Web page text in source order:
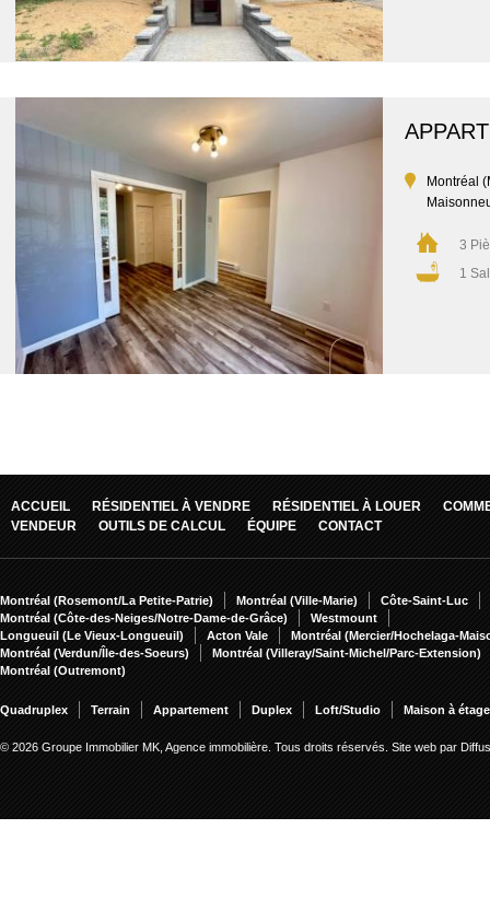
Montréal
3
1
ACCUEIL RÉSIDENTIEL À VENDRE RÉSIDENTIEL À LOUER
VENDEUR
OUTILS DE CALCUL ÉQUIPE CONTACT
Montréal (Rosemont/La Petite-Patrie) Montréal (Ville-Marie)
Côte-Saint-Luc
Montréal (Côte-des-Neiges/Notre-Dame-de-Grâce)
Westmount
Longueuil (Le Vieux-Longueuil)
Acton Vale
Montréal (Mercier/Hochelaga-
Montréal (Verdun/Île-des-Soeurs)
Montréal (Villeray/Saint-Michel/Parc-Extension)
Montréal (Outremont)
Quadruplex Terrain Appartement Duplex Loft/Studio Maison à
© 2026 Groupe Immobilier MK, Agence immobilière. Tous droits réservés. Site web par